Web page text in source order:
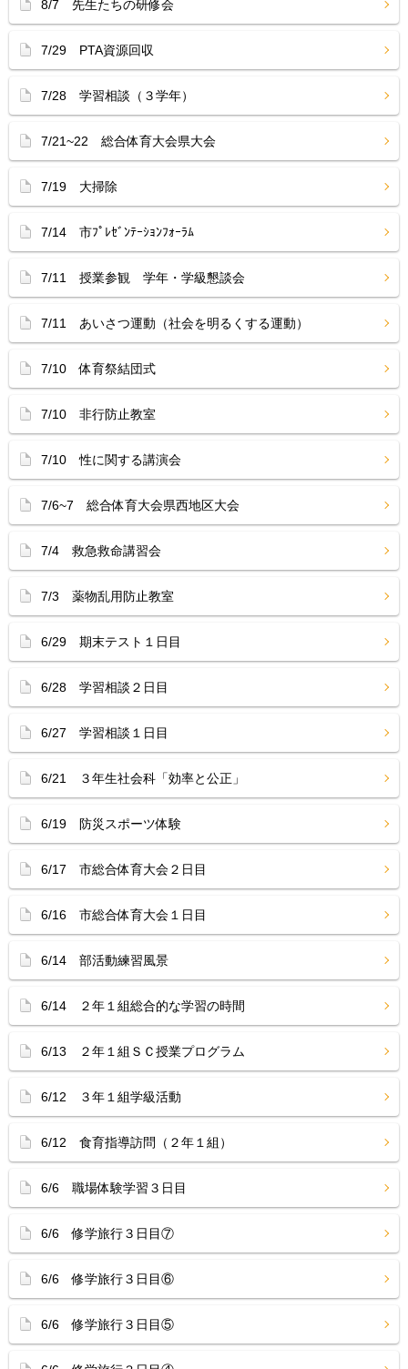
8/7 先生たちの研修会
7/29 PTA資源回収
7/28 学習相談（３学年）
7/21~22 総合体育大会県大会
7/19 大掃除
7/14 市ﾌﾟﾚｾﾞﾝﾃｰｼｮﾝﾌｫｰﾗﾑ
7/11 授業参観 学年・学級懇談会
7/11 あいさつ運動（社会を明るくする運動）
7/10 体育祭結団式
7/10 非行防止教室
7/10 性に関する講演会
7/6~7 総合体育大会県西地区大会
7/4 救急救命講習会
7/3 薬物乱用防止教室
6/29 期末テスト１日目
6/28 学習相談２日目
6/27 学習相談１日目
6/21 ３年生社会科「効率と公正」
6/19 防災スポーツ体験
6/17 市総合体育大会２日目
6/16 市総合体育大会１日目
6/14 部活動練習風景
6/14 ２年１組総合的な学習の時間
6/13 ２年１組ＳＣ授業プログラム
6/12 ３年１組学級活動
6/12 食育指導訪問（２年１組）
6/6 職場体験学習３日目
6/6 修学旅行３日目⑦
6/6 修学旅行３日目⑥
6/6 修学旅行３日目⑤